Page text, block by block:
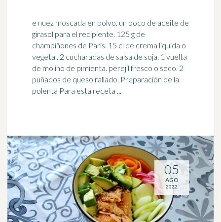
e nuez moscada en polvo. un poco de aceite de
girasol para el recipiente. 125 g de
champiñones de París. 15 cl de crema líquida o
vegetal. 2 cucharadas de salsa de soja. 1 vuelta
de molino de pimienta. perejil fresco o seco. 2
puñados de queso rallado. Preparación de la
polenta Para esta receta ...
05
AGO
2022